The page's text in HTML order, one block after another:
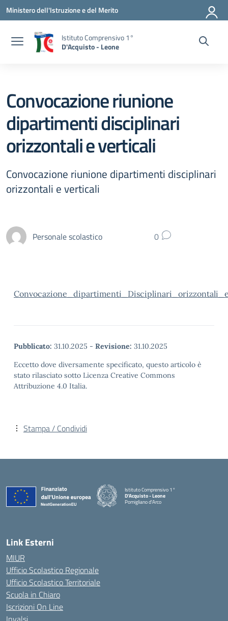
Vai ai contenuti
Vai al menu di navigazione
Vai al footer
Ministero dell'Istruzione e del Merito
Istituto Comprensivo 1°
D'Acquisto - Leone
Convocazione riunione
dipartimenti disciplinari
orizzontali e verticali
Convocazione riunione dipartimenti disciplinari
orizzontali e verticali
Personale scolastico 0
Pubblicato: 31.10.2025 - Revisione: 31.10.2025
Eccetto dove diversamente specificato, questo articolo è
stato rilasciato sotto Licenza Creative Commons
Attribuzione 4.0 Italia.
Stampa / Condividi
Istituto Comprensivo 1°
D'Acquisto - Leone
Pomigliano d'Arco
— Visita la pagina iniziale della scuola
Link Esterni
MIUR
Ufficio Scolastico Regionale
Ufficio Scolastico Territoriale
Scuola in Chiaro
Iscrizioni On Line